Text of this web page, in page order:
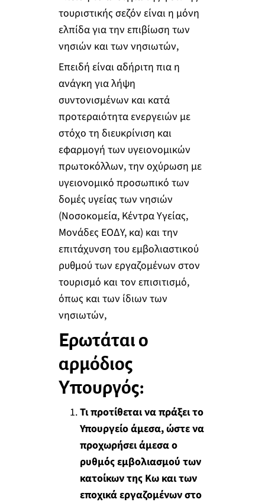
τουριστικής σεζόν είναι η μόνη
ελπίδα για την επιβίωση των
νησιών και των νησιωτών,
Επειδή είναι αδήριτη πια η
ανάγκη για λήψη
συντονισμένων και κατά
προτεραιότητα ενεργειών με
στόχο τη διευκρίνιση και
εφαρμογή των υγειονομικών
πρωτοκόλλων, την οχύρωση με
υγειονομικό προσωπικό των
δομές υγείας των νησιών
(Νοσοκομεία, Κέντρα Υγείας,
Μονάδες ΕΟΔΥ, κα) και την
επιτάχυνση του εμβολιαστικού
ρυθμού των εργαζομένων στον
τουρισμό και τον επισιτισμό,
όπως και των ίδιων των
νησιωτών,
Ερωτάται ο
αρμόδιος
Υπουργός:
Τι προτίθεται να πράξει το
Υπουργείο άμεσα, ώστε να
προχωρήσει άμεσα ο
ρυθμός εμβολιασμού των
κατοίκων της Κω και των
εποχικά εργαζομένων στο